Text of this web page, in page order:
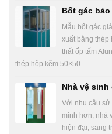
Bốt gác
Mẫu bốt gác
xuất bằng thép
thất ốp tấm
thép hộp kẽm 50×50…
Nhà vệ
Với nhu cầu sử
minh hơn, nhà
hiện đại, sang